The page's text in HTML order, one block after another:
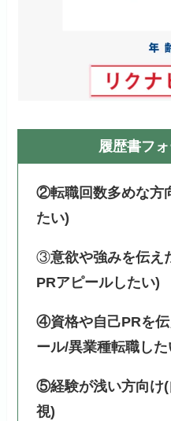
履歴書フ
②転職回数多めな方
たい)
③意欲や強みを伝え
PRアピールしたい)
④資格や自己PRを
ール/異業種転職した
⑤経験が浅い方向け(
視)